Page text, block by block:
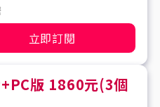
立即訂閱
版 1860元(3個